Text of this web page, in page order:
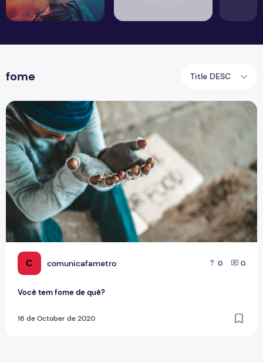
fome Title DESC
C comunicafametro 0 0
Você tem fome de quê?
16 de October de 2020
Você tem fome de quê?